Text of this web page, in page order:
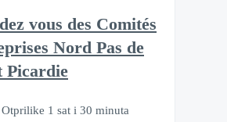
vous des Comités
Nord Pas de
Picardie
Otprilike 1 sat i 30 minuta